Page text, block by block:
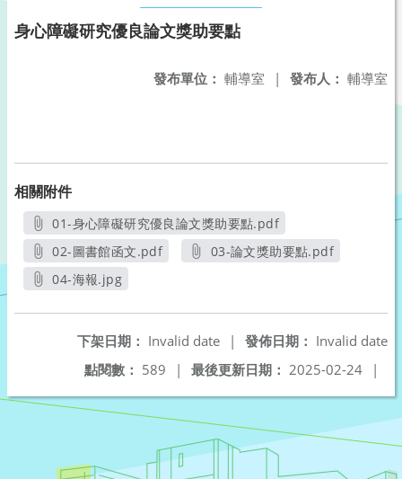
身心障礙研究優良論文獎助要點
發布人： 輔導室
發布單位： 輔導室 |
相關附件
01-身心障礙研究優良論文獎助要點.pdf
另開新視窗
02-圖書館函文.pdf
另開新視窗
03-論文獎助要點.pdf
04-海報.jpg
發佈日期： Invalid date
下架日期： Invalid date
|
最後更新日期： 2025-02-24 |
點閱數： 589 |